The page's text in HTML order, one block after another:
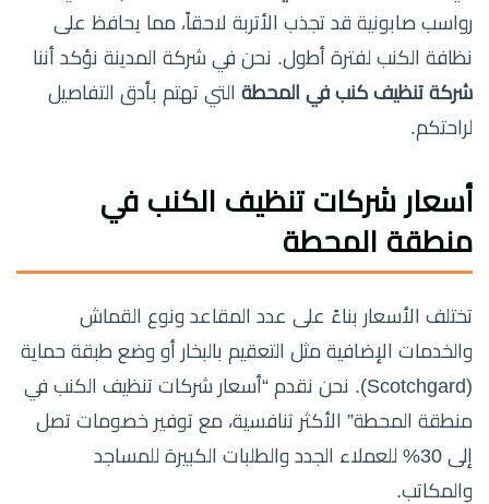
رواسب صابونية قد تجذب الأتربة لاحقاً، مما يحافظ على
نظافة الكنب لفترة أطول. نحن في شركة المدينة نؤكد أننا
شركة تنظيف كنب في المحطة التي تهتم بأدق التفاصيل
لراحتكم.
أسعار شركات تنظيف الكنب في
منطقة المحطة
تختلف الأسعار بناءً على عدد المقاعد ونوع القماش
والخدمات الإضافية مثل التعقيم بالبخار أو وضع طبقة حماية
(Scotchgard). نحن نقدم “أسعار شركات تنظيف الكنب في
منطقة المحطة” الأكثر تنافسية، مع توفير خصومات تصل
إلى 30% للعملاء الجدد والطلبات الكبيرة للمساجد
والمكاتب.